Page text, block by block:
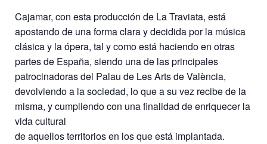
Cajamar, con esta producción de La Traviata, está
apostando de una forma clara y decidida por la música
clásica y la ópera, tal y como está haciendo en otras
partes de España, siendo una de las principales
patrocinadoras del Palau de Les Arts de València,
devolviendo a la sociedad, lo que a su vez recibe de la
misma, y cumpliendo con una finalidad de enriquecer la
vida cultural
de aquellos territorios en los que está implantada.